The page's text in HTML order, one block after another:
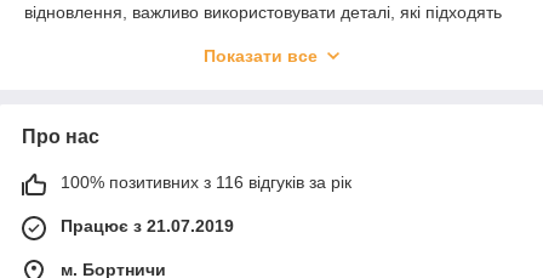
відновлення, важливо використовувати деталі, які підходять
запчастини для заміни пошкоджених ділянок, ремонту після
Асортимент кузовних деталей
Для цієї моделі доступні пороги, підсилювачі, лонжерони
підлоги, з'єднувачі та інші елементи кузова. Такі деталі
допомагають відновити міцність конструкції та підготувати
автомобіль до подальшої експлуатації.
Показати все
Про нас
100% позитивних з 116 відгуків за рік
Працює з 21.07.2019
м. Бортничи